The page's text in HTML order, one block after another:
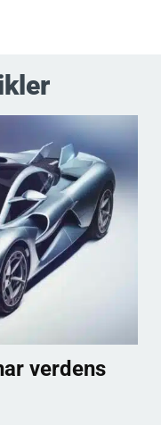
verdens